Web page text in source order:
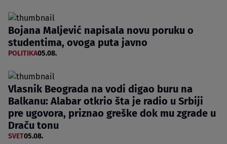
Bojana Maljević napisala novu poruku o
studentima, ovoga puta javno
POLITIKA05.08.
Vlasnik Beograda na vodi digao buru na
Balkanu: Alabar otkrio šta je radio u Srbiji
pre ugovora, priznao greške dok mu zgrade u
Draču tonu
SVET05.08.